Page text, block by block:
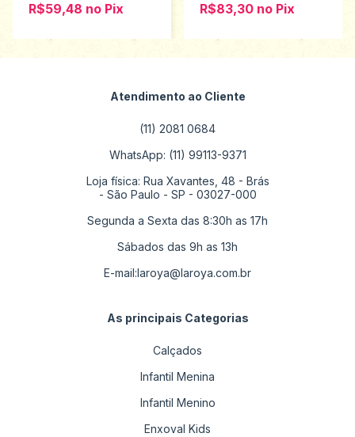
R$59,48 no Pix R$83,30 no Pix
Atendimento ao Cliente
(11) 2081 0684
WhatsApp: (11) 99113-9371
Loja física: Rua Xavantes, 48 - Brás
- São Paulo - SP - 03027-000
Segunda a Sexta das 8:30h as 17h
Sábados das 9h as 13h
E-mail:laroya@laroya.com.br
As principais Categorias
Calçados
Infantil Menina
Infantil Menino
Enxoval Kids